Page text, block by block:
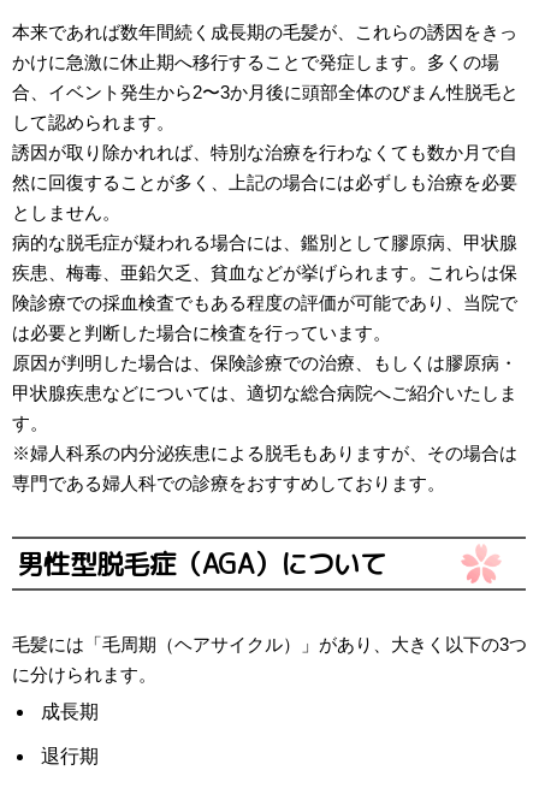
本来であれば数年間続く成長期の毛髪が、これらの誘因をきっ
かけに急激に休止期へ移行することで発症します。多くの場
合、イベント発生から2〜3か月後に頭部全体のびまん性脱毛と
して認められます。
誘因が取り除かれれば、特別な治療を行わなくても数か月で自
然に回復することが多く、上記の場合には必ずしも治療を必要
としません。
病的な脱毛症が疑われる場合には、鑑別として膠原病、甲状腺
疾患、梅毒、亜鉛欠乏、貧血などが挙げられます。これらは保
険診療での採血検査でもある程度の評価が可能であり、当院で
は必要と判断した場合に検査を行っています。
原因が判明した場合は、保険診療での治療、もしくは膠原病・
甲状腺疾患などについては、適切な総合病院へご紹介いたしま
す。
※婦人科系の内分泌疾患による脱毛もありますが、その場合は
専門である婦人科での診療をおすすめしております。
男性型脱毛症（AGA）について
毛髪には「毛周期（ヘアサイクル）」があり、大きく以下の3つ
に分けられます。
成長期
退行期